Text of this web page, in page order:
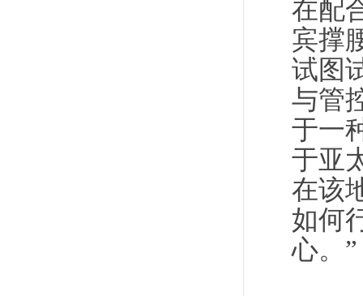
在配
宾撑
试图
与管
于一
于亚
在该
如何
心。”